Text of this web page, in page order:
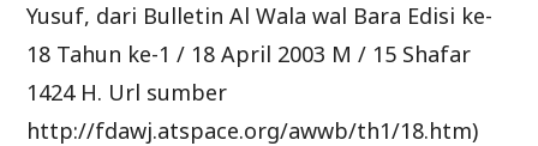
Yusuf, dari Bulletin Al Wala wal Bara Edisi ke-
18 Tahun ke-1 / 18 April 2003 M / 15 Shafar
1424 H. Url sumber
http://fdawj.atspace.org/awwb/th1/18.htm)